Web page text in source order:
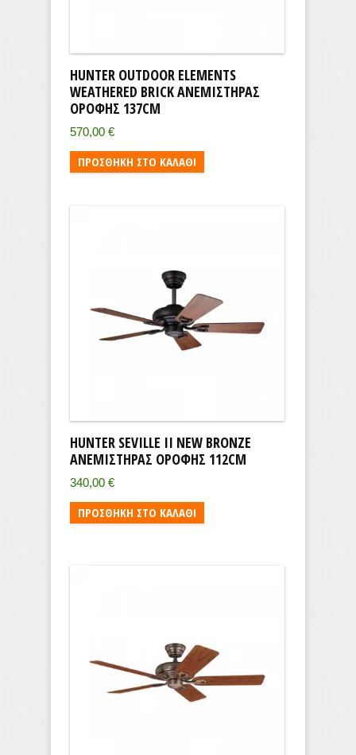
HUNTER OUTDOOR ELEMENTS
WEATHERED BRICK ΑΝΕΜΙΣΤΉΡΑΣ
ΟΡΟΦΉΣ 137CM
570,00€
ΠΡΟΣΘΉΚΗ ΣΤΟ ΚΑΛΆΘΙ
HUNTER SEVILLE II NEW BRONZE
ΑΝΕΜΙΣΤΉΡΑΣ ΟΡΟΦΉΣ 112CM
340,00€
ΠΡΟΣΘΉΚΗ ΣΤΟ ΚΑΛΆΘΙ